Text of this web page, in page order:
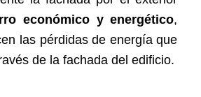
económico y energético,
las pérdidas de energía que
de la fachada del edificio.